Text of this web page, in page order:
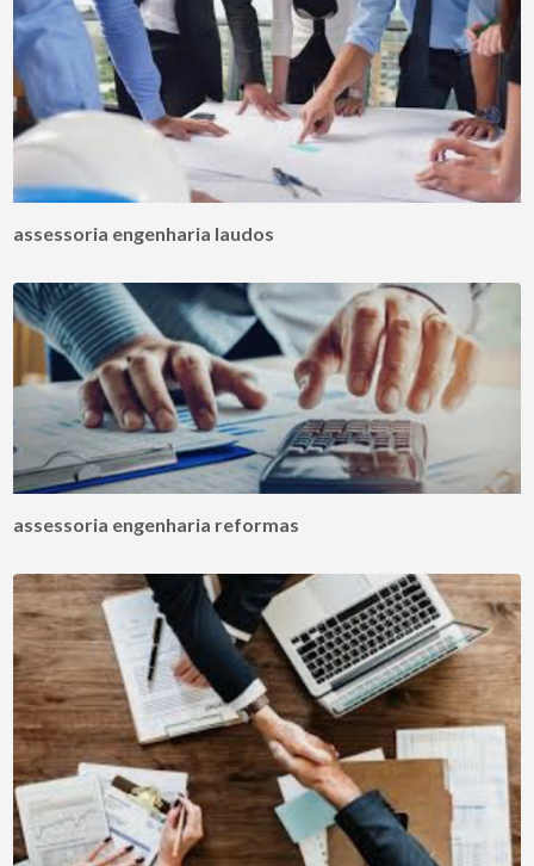
assessoria engenharia laudos
assessoria engenharia reformas